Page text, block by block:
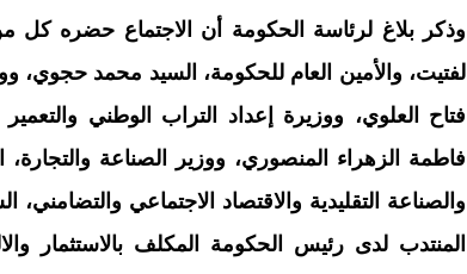
وذكر بلاغ لرئاسة الحكومة أن الاجتماع حضره كل
لفتيت، والأمين العام للحكومة، السيد محمد حجوي،
فتاح العلوي، ووزيرة إعداد التراب الوطني
فاطمة الزهراء المنصوري، ووزير الصناعة
والصناعة التقليدية والاقتصاد الاجتماعي والتضامني،
المنتدب لدى رئيس الحكومة المكلف بالاستثمار